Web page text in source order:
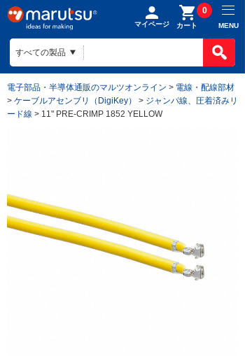
マイページ カート
0
MENU
電子部品・半導体通販のマルツオンライン > 電線・配線部材
> ケーブルアセンブリ（DigiKey） > ジャンパ線、圧着済みリ
ード線 > 11" PRE-CRIMP 1852 YELLOW